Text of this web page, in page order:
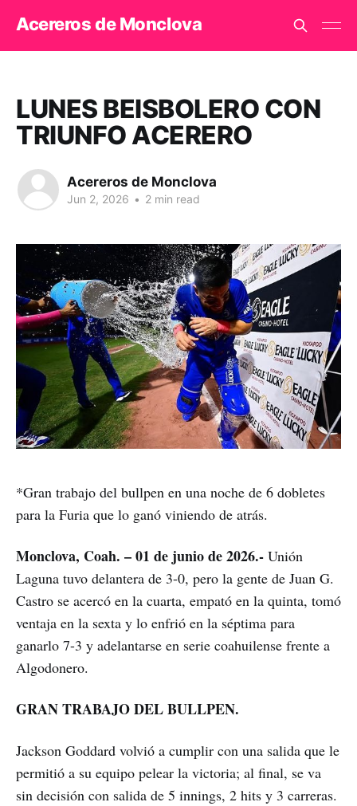
Acereros de Monclova
LUNES BEISBOLERO CON
TRIUNFO ACERERO
Acereros de Monclova
Jun 2, 2026 • 2 min read
*Gran trabajo del bullpen en una noche de 6 dobletes
para la Furia que lo ganó viniendo de atrás.
Monclova, Coah. – 01 de junio de 2026.- Unión
Laguna tuvo delantera de 3-0, pero la gente de Juan G.
Castro se acercó en la cuarta, empató en la quinta, tomó
ventaja en la sexta y lo enfrió en la séptima para
ganarlo 7-3 y adelantarse en serie coahuilense frente a
Algodonero.
GRAN TRABAJO DEL BULLPEN.
Jackson Goddard volvió a cumplir con una salida que le
permitió a su equipo pelear la victoria; al final, se va
sin decisión con salida de 5 innings, 2 hits y 3 carreras.